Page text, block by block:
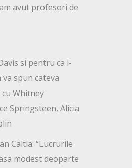
avut profesori de
si pentru ca i-
spun cateva
Whitney
Springsteen, Alicia
Caltia: “Lucrurile
modest deoparte